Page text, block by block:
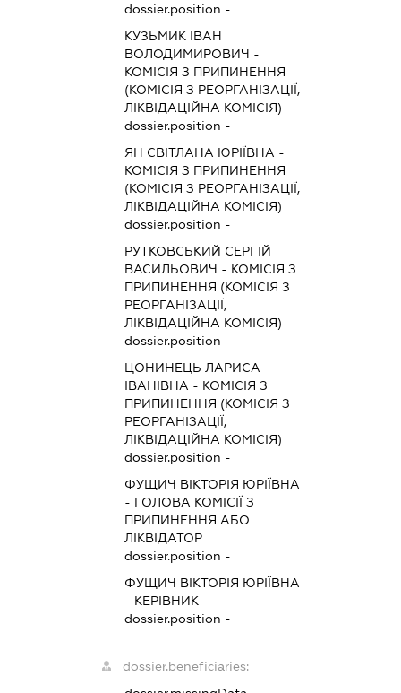
dossier.position -
КУЗЬМИК ІВАН
ВОЛОДИМИРОВИЧ -
КОМІСІЯ З ПРИПИНЕННЯ
(КОМІСІЯ З РЕОРГАНІЗАЦІЇ,
ЛІКВІДАЦІЙНА КОМІСІЯ)
dossier.position -
ЯН СВІТЛАНА ЮРІЇВНА -
КОМІСІЯ З ПРИПИНЕННЯ
(КОМІСІЯ З РЕОРГАНІЗАЦІЇ,
ЛІКВІДАЦІЙНА КОМІСІЯ)
dossier.position -
РУТКОВСЬКИЙ СЕРГІЙ
ВАСИЛЬОВИЧ - КОМІСІЯ З
ПРИПИНЕННЯ (КОМІСІЯ З
РЕОРГАНІЗАЦІЇ,
ЛІКВІДАЦІЙНА КОМІСІЯ)
dossier.position -
ЦОНИНЕЦЬ ЛАРИСА
ІВАНІВНА - КОМІСІЯ З
ПРИПИНЕННЯ (КОМІСІЯ З
РЕОРГАНІЗАЦІЇ,
ЛІКВІДАЦІЙНА КОМІСІЯ)
dossier.position -
ФУЩИЧ ВІКТОРІЯ ЮРІЇВНА
- ГОЛОВА КОМІСІЇ З
ПРИПИНЕННЯ АБО
ЛІКВІДАТОР
dossier.position -
ФУЩИЧ ВІКТОРІЯ ЮРІЇВНА
- КЕРІВНИК
dossier.position -
dossier.beneficiaries: